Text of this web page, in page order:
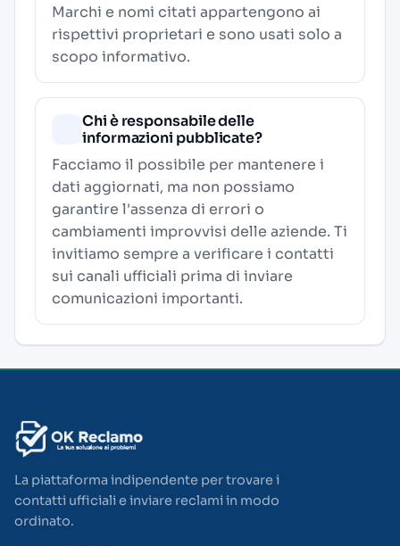
Marchi e nomi citati appartengono ai
rispettivi proprietari e sono usati solo a
scopo informativo.
Chi è responsabile delle
informazioni pubblicate?
Facciamo il possibile per mantenere i
dati aggiornati, ma non possiamo
garantire l'assenza di errori o
cambiamenti improvvisi delle aziende. Ti
invitiamo sempre a verificare i contatti
sui canali ufficiali prima di inviare
comunicazioni importanti.
La piattaforma indipendente per trovare i
contatti ufficiali e inviare reclami in modo
ordinato.